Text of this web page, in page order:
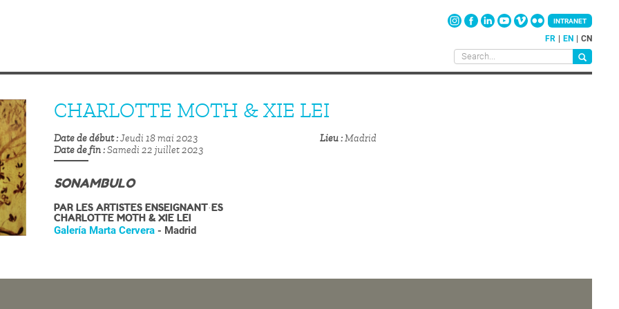
FR EN CN
INTRANET
CHARLOTTE MOTH & XIE LEI
Date de début Jeudi 18 mai 2023
Date de fin Samedi 22 juillet 2023
Lieu Madrid
SONAMBULO
PAR LES ARTISTES ENSEIGNANT·ES
CHARLOTTE MOTH & XIE LEI
Galería Marta Cervera - Madrid